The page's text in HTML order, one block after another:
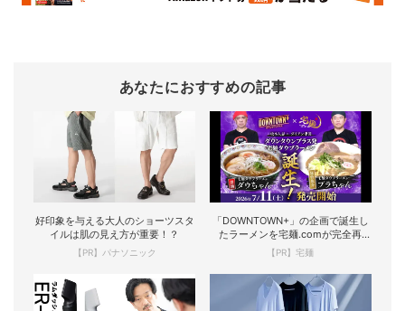
あなたにおすすめの記事
好印象を与える大人のショーツスタ
イルは肌の見え方が重要！？
【PR】パナソニック
「DOWNTOWN+」の企画で誕生し
たラーメンを宅麺.comが完全再
現！
【PR】宅麺